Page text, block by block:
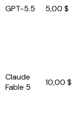
GPT-5.5 5,00 $
Claude
Fable 5
10,00 $